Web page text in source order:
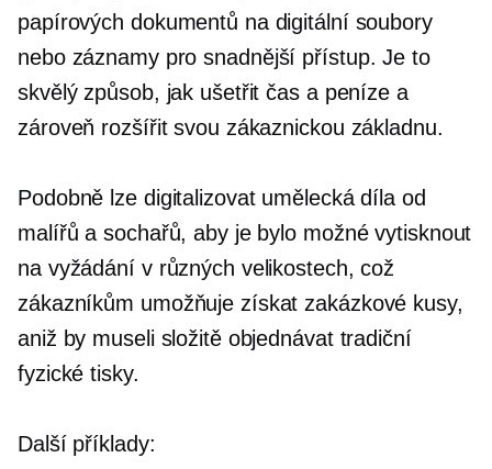
papírových dokumentů na digitální soubory
nebo záznamy pro snadnější přístup. Je to
skvělý způsob, jak ušetřit čas a peníze a
zároveň rozšířit svou zákaznickou základnu.
Podobně lze digitalizovat umělecká díla od
malířů a sochařů, aby je bylo možné vytisknout
na vyžádání v různých velikostech, což
zákazníkům umožňuje získat zakázkové kusy,
aniž by museli složitě objednávat tradiční
fyzické tisky.
Další příklady: